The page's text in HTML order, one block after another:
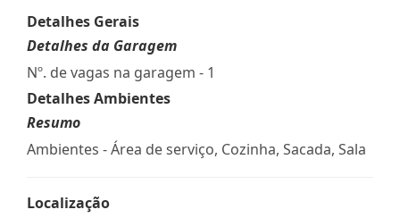
Detalhes Gerais
Detalhes da Garagem
Nº. de vagas na garagem - 1
Detalhes Ambientes
Resumo
Ambientes - Área de serviço, Cozinha, Sacada, Sala
Localização